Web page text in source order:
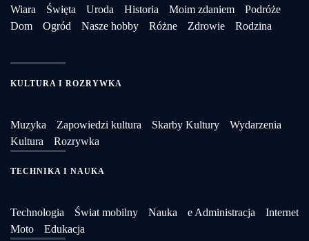
Wiara Święta Uroda Historia Moim zdaniem
Podróże
Dom
Ogród Nasze hobby Różne Zdrowie Rodzina
KULTURA I ROZRYWKA
Muzyka Zapowiedzi kultura Skarby Kultury
Wydarzenia
Kultura
Rozrywka
TECHNIKA I NAUKA
Technologia Świat mobilny Nauka e Administracja
Internet
Moto
Edukacja